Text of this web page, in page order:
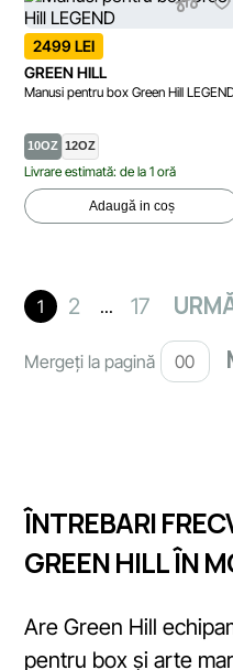
2499 LEI
GREEN HILL
Manusi pentru box Green Hill
10OZ 12OZ
Livrare estimată: de la 1 oră
Adaugă in coș
1 2 ... 17
Mergeți la pagină
ÎNTREBARI
GREEN HILL ÎN
Are Green Hill
pentru box și arte